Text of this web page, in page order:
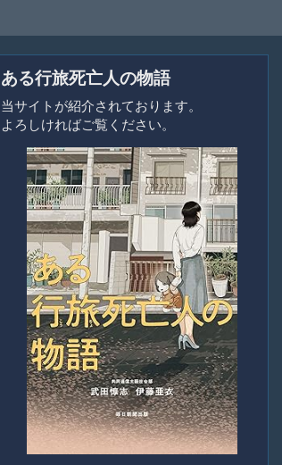
ある行旅死亡人の物語
当サイトが紹介されております。
よろしければご覧ください。